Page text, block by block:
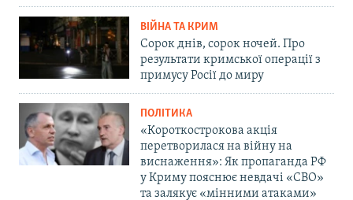
ВІЙНА ТА КРИМ
Сорок днів, сорок ночей. Про
результати кримської операції з
примусу Росії до миру
ПОЛІТИКА
«Короткострокова акція
перетворилася на війну на
виснаження»: Як пропаганда РФ
у Криму пояснює невдачі «СВО»
та залякує «мінними атаками»